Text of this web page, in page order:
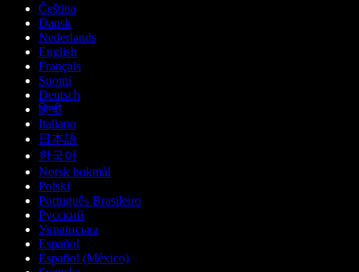
Čeština
Dansk
Nederlands
English
Français
Suomi
Deutsch
हिन्दी
Italiano
日本語
한국어
Norsk bokmål
Polski
Português Brasileiro
Русский
Українська
Español
Español (México)